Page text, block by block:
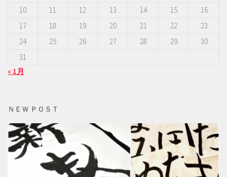
10
11 12 13 14 15
16
17
18 19 20 21 22
23
24
25 26 27 28 29
30
31
« 1月
ＮＥＷ ＰＯＳＴ